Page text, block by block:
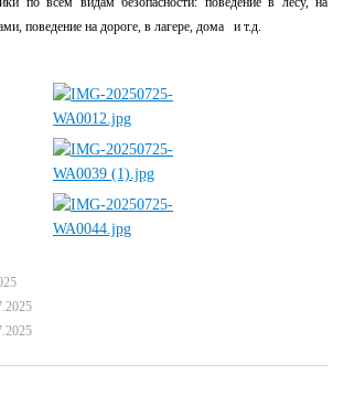
поведение на дороге, в лагере, дома и т.д.